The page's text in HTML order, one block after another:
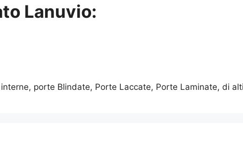
Lanuvio:
porte Blindate, Porte Laccate, Porte Laminate, di